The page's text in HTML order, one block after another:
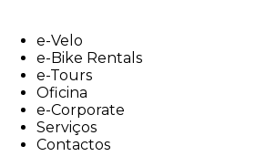
contente-Velo
e-Bike Rentals
e-Tours
Oficina
e-Corporate
Serviços
Contactos